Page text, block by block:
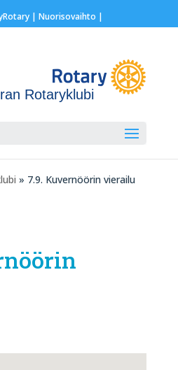
| Nuorisovaihto |
Rotaryklubi
» 7.9. Kuvernöörin vierailu